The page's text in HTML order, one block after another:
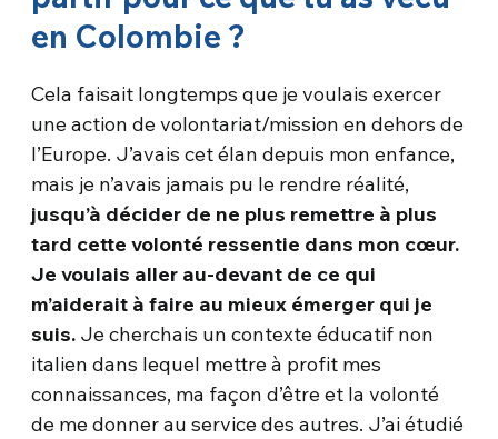
en Colombie ?
Cela faisait longtemps que je voulais exercer
une action de volontariat/mission en dehors de
l’Europe. J’avais cet élan depuis mon enfance,
mais je n’avais jamais pu le rendre réalité,
jusqu’à décider de ne plus remettre à plus
tard cette volonté ressentie dans mon cœur.
Je voulais aller au-devant de ce qui
m’aiderait à faire au mieux émerger qui je
suis. Je cherchais un contexte éducatif non
italien dans lequel mettre à profit mes
connaissances, ma façon d’être et la volonté
de me donner au service des autres. J’ai étudié